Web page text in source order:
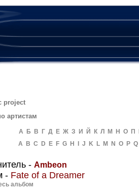
project
артистам
А Б В Г Д Е Ж З И Й К Л М Н О П
A
B C D E F G H J K L M N O P Q
-Ambeon
- Fate of a Dreamer
альбом